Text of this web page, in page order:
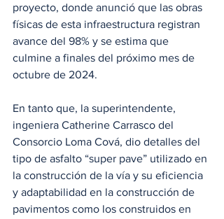
proyecto, donde anunció que las obras
físicas de esta infraestructura registran
avance del 98% y se estima que
culmine a finales del próximo mes de
octubre de 2024.
En tanto que, la superintendente,
ingeniera Catherine Carrasco del
Consorcio Loma Cová, dio detalles del
tipo de asfalto “super pave” utilizado en
la construcción de la vía y su eficiencia
y adaptabilidad en la construcción de
pavimentos como los construidos en